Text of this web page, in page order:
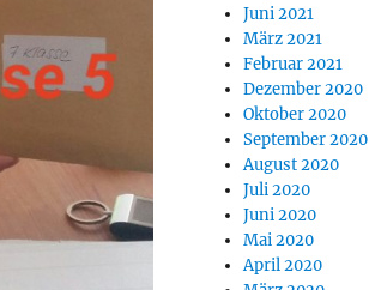
Juni 2021
März 2021
Februar 2021
Dezember 2020
Oktober 2020
September 2020
August 2020
Juli 2020
Juni 2020
Mai 2020
April 2020